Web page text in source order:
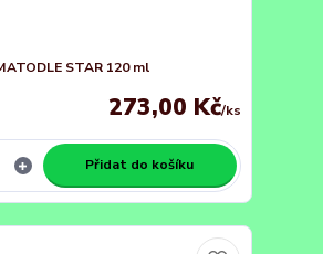
STAR 120 ml
273,00 Kč/ks
Přidat do košíku